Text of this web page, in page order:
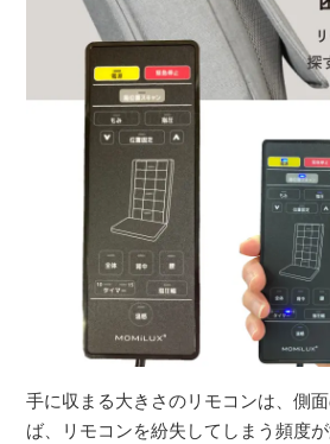
手に収まる大きさのリモコンは、側
ば、リモコンを紛失してしまう頻度が